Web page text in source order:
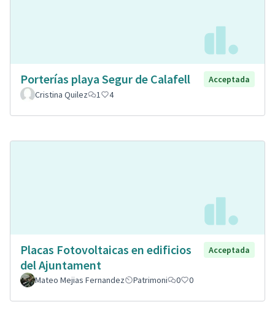
Porterías playa Segur de Calafell
Acceptada
Cristina Quilez
1 4
Placas Fotovoltaicas en edificios
del Ajuntament
Acceptada
Mateo Mejias Fernandez Patrimoni 0 0